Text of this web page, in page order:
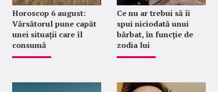
Horoscop 6 august:
Vărsătorul pune capăt
unei situații care îl
consumă
Ce nu ar trebui să îi
spui niciodată unui
bărbat, în funcție de
zodia lui